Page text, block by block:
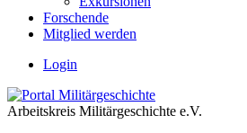
Forschende
Mitglied werden
Login
Arbeitskreis Militärgeschichte e.V.